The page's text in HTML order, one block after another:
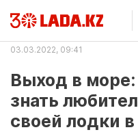
03.03.2022, 09:41
Выход в
знать
своей лодки